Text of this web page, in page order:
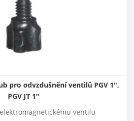
pro odvzdušnění ventilů PGV 1",
PGV JT 1"
ventilu